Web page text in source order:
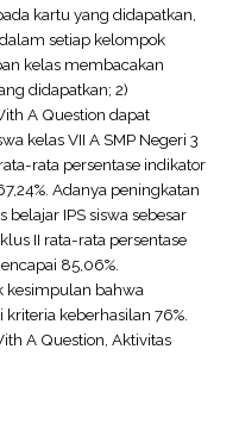
kartu yang didapatkan,
setiap kelompok
kelas membacakan
didapatkan; 2)
A Question dapat
kelas VII A SMP Negeri 3
rata persentase indikator
Adanya peningkatan
belajar IPS siswa sebesar
II rata-rata persentase
85,06%.
kesimpulan bahwa
keberhasilan 76%.
A Question, Aktivitas